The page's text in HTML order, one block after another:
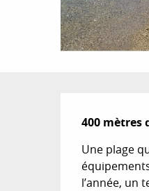
400 mètres
Une plage
l’année, un